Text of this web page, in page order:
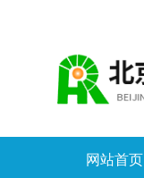
网站首页